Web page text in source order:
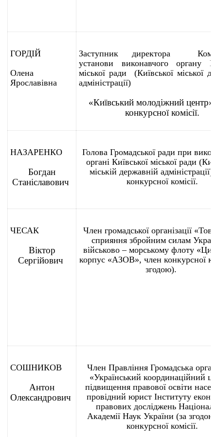
ГОРДІЙ
Олена
Ярославівна
Заступник директора
установи виконавчого органу
міської ради (Київської міської
адміністрації)
«Київський молодіжний центр»,
конкурсної комісії.
НАЗАРЕНКО
Богдан
Станіславович
Голова Громадської ради при
органі Київської міської ради
міській державній
конкурсної комісії.
ЧЕСАК
Віктор
Сергійович
Член громадської організації
сприяння збройним силам
військово – морському флоту
корпус «АЗОВ», член конкурсної
згодою).
СОШНИКОВ
Антон
Олександрович
Член Правління Громадська
«Український координаційний
підвищення правової освіти
провідний юрист Інституту
правових досліджень
Академії Наук України (за
конкурсної комісії.